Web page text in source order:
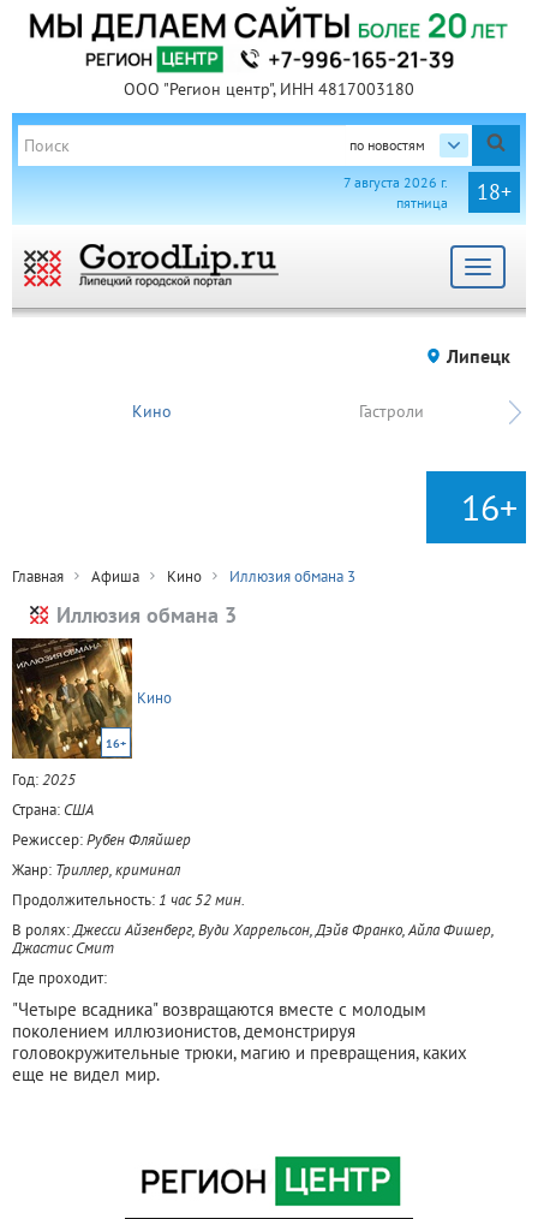
ООО "Регион центр", ИНН 4817003180
по новостям
18+
7 августа 2026 г.
пятница
Toggle
Липецк
Кино Гастроли
16+
Главная Афиша Кино Иллюзия обмана 3
Иллюзия обмана 3
16+
Кино
Год:2025
Страна: США
Режиссер:Рубен Фляйшер
Жанр: Триллер, криминал
Продолжительность: 1 час 52 мин.
В ролях:Джесси Айзенберг, Вуди Харрельсон, Дэйв Франко, Айла Фишер,
Джастис Смит
Где проходит:
"Четыре всадника" возвращаются вместе с молодым
поколением иллюзионистов, демонстрируя
головокружительные трюки, магию и превращения, каких
еще не видел мир.